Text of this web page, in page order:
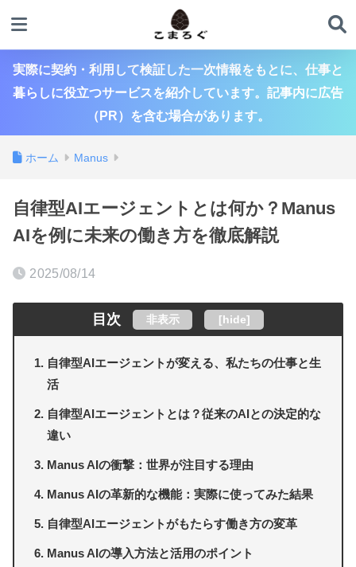
実際に契約・利用して検証した一次情報をもとに、仕事と
暮らしに役立つサービスを紹介しています。記事内に広告
（PR）を含む場合があります。
ホーム Manus
自律型AIエージェントとは何か？Manus
AIを例に未来の働き方を徹底解説
2025/08/14
目次 非表示 [hide]
自律型AIエージェントが変える、私たちの仕事と生
活
自律型AIエージェントとは？従来のAIとの決定的な
違い
Manus AIの衝撃：世界が注目する理由
Manus AIの革新的な機能：実際に使ってみた結果
自律型AIエージェントがもたらす働き方の変革
Manus AIの導入方法と活用のポイント